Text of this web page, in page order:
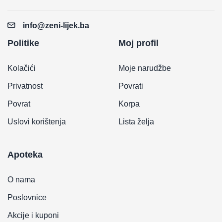
info@zeni-lijek.ba
Politike
Kolačići
Privatnost
Povrat
Uslovi korištenja
Moj profil
Moje narudžbe
Povrati
Korpa
Lista želja
Apoteka
O nama
Poslovnice
Akcije i kuponi